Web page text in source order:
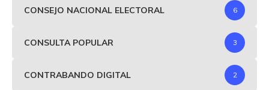
CONSEJO NACIONAL ELECTORAL 6
CONSULTA POPULAR 3
CONTRABANDO DIGITAL 2